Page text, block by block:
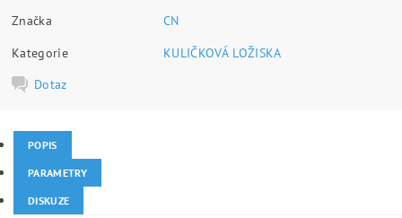
Značka
CN
Kategorie
KULIČKOVÁ LOŽISKA
Dotaz
POPIS
PARAMETRY
DISKUZE